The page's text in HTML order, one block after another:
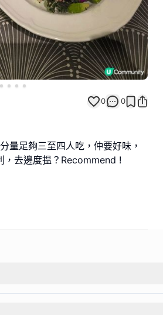
0 0
量足夠三至四人吃，仲要好味，